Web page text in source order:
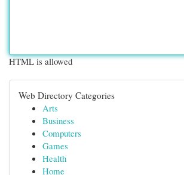
HTML is allowed
Web Directory Categories
Arts
Business
Computers
Games
Health
Home